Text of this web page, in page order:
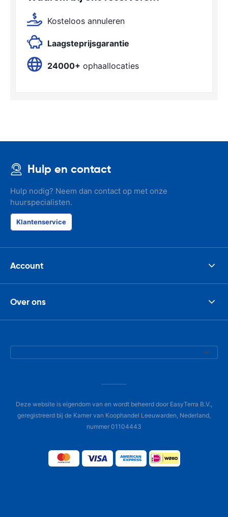
Kosteloos annuleren
Laagsteprijsgarantie
24000+ ophaallocaties
Hulp en contact
Hulp nodig? Neem dan contact op met onze
huurspecialisten.
Klantenservice
Account
Over ons
Deze website is eigendom van en wordt beheerd door EasyTerra B.V.,
geregistreerd bij de Kamer van Koophandel Leeuwarden, Nederland,
nummer 01104443